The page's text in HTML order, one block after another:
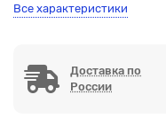
Все характеристики
Доставка по
России